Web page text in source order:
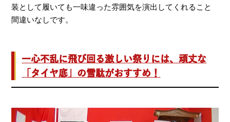
装として履いても一味違った雰囲気を演出してくれること
間違いなしです。
一心不乱に飛び回る激しい祭りには、頑丈な
「タイヤ底」の雪駄がおすすめ！